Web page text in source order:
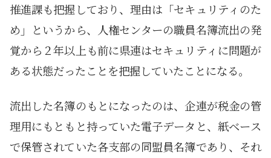
推進課も把握しており、理由は「セキュリティのた
め」というから、人権センターの職員名簿流出の発
覚から２年以上も前に県連はセキュリティに問題が
ある状態だったことを把握していたことになる。
流出した名簿のもとになったのは、企連が税金の管
理用にもともと持っていた電子データと、紙ベース
で保管されていた各支部の同盟員名簿であり、それ